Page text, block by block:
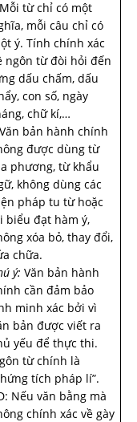
từ chỉ có một
mỗi câu chỉ có
ý. Tính chính xác
ngôn từ đòi hỏi đến
dấu chấm, dấu
con số, ngày
chữ kí,…
bản hành chính
được dùng từ
phương, từ khẩu
không dùng các
pháp tu từ hoặc
biểu đạt hàm ý,
xóa bỏ, thay đổi,
chữa.
ý: Văn bản hành
cần đảm bảo
minh xác bởi vì
bản được viết ra
yếu để thực thi.
từ chính là
tích pháp lí”.
Nếu văn bằng mà
chính xác về gày